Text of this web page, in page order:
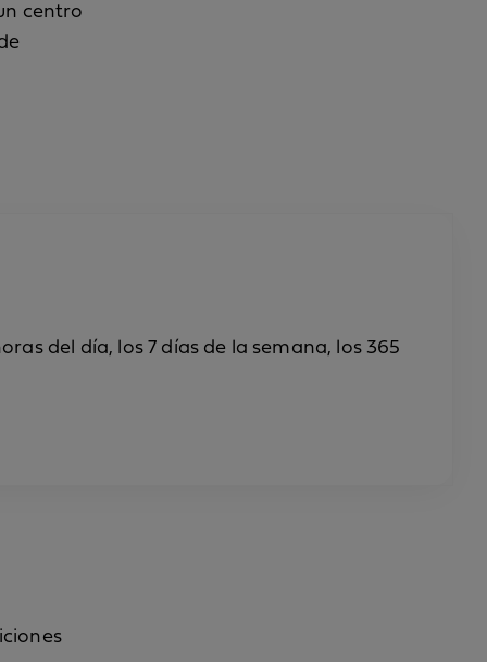
centro
del día, los 7 días de la semana, los 365